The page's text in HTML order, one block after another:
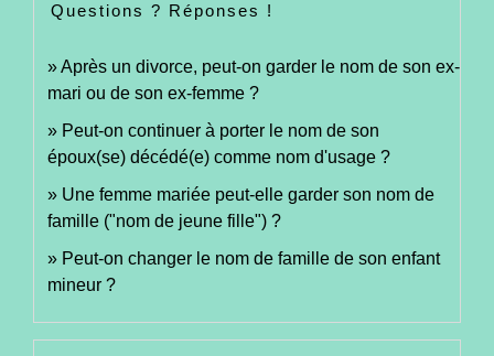
Questions ? Réponses !
Après un divorce, peut-on garder le nom de son ex-
mari ou de son ex-femme ?
Peut-on continuer à porter le nom de son
époux(se) décédé(e) comme nom d'usage ?
Une femme mariée peut-elle garder son nom de
famille ("nom de jeune fille") ?
Peut-on changer le nom de famille de son enfant
mineur ?